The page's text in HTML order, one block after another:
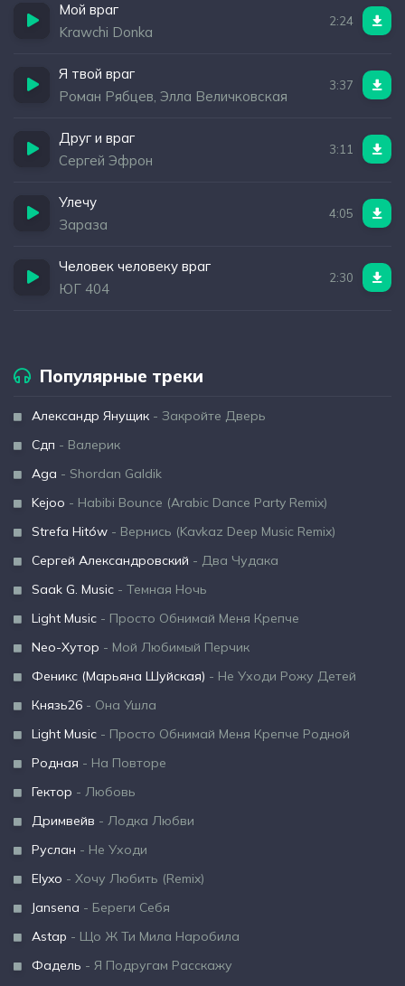
Мой враг
Krawchi Donka
2:24
Я твой враг
Роман Рябцев, Элла Величковская
3:37
Друг и враг
Сергей Эфрон
3:11
Улечу
Зараза
4:05
Человек человеку враг
ЮГ 404
2:30
Популярные треки
Александр Янущик - Закройте Дверь
Сдп - Валерик
Aga - Shordan Galdik
Kejoo - Habibi Bounce (Arabic Dance Party Remix)
Strefa Hitów - Вернись (Kavkaz Deep Music Remix)
Сергей Александровский - Два Чудака
Saak G. Music - Темная Ночь
Light Music - Просто Обнимай Меня Крепче
Neo-Хутор - Мой Любимый Перчик
Феникс (Марьяна Шуйская) - Не Уходи Рожу Детей
Князь26 - Она Ушла
Light Music - Просто Обнимай Меня Крепче Родной
Родная - На Повторе
Гектор - Любовь
Дримвейв - Лодка Любви
Руслан - Не Уходи
Elyxo - Хочу Любить (Remix)
Jansena - Береги Себя
Astap - Що Ж Ти Мила Наробила
Фадель - Я Подругам Расскажу